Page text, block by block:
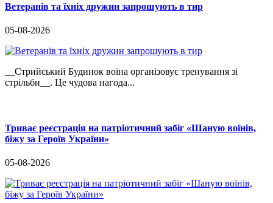
Ветеранів та їхніх дружин запрошують в тир
05-08-2026
__Стрийський Будинок воїна організовує тренування зі
стрільби__. Це чудова нагода...
Триває реєстрація на патріотичний забіг «Шаную воїнів,
біжу за Героїв України»
05-08-2026